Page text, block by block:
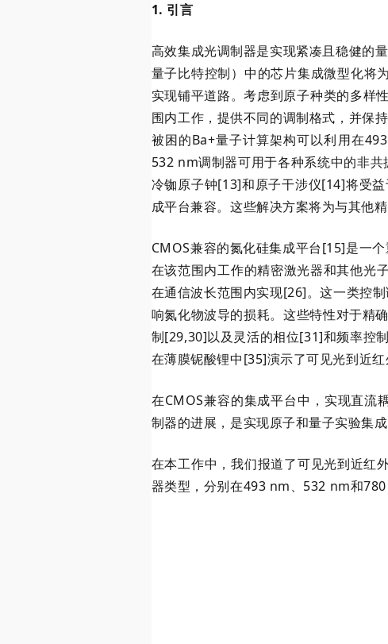
1. 引言
高效集成光调制器是实现紧凑且稳健的
量子比特控制）中的芯片集成微型化将
实现铺平道路。考虑到原子种类的多样
围内工作，提供不同的调制格式，并保
被困的Ba+量子计算架构可以利用在
532 nm调制器可用于各种系统中的非
冷铷原子钟[13]和原子干涉仪[14]将受
成平台兼容。这些解决方案将为与其他
CMOS兼容的氮化硅集成平台[15]是一
在该范围内工作的精密激光器和其他光
在通信波长范围内实现[26]。这一类控
响氮化物波导的损耗。这些特性对于精
制[29,30]以及灵活的相位[31]和频率控
在薄膜铌酸锂中[35]演示了可见光到近红
在CMOS兼容的集成平台中，实现直流
制器的进展，是实现原子和量子实验集成
在本工作中，我们报道了可见光到近红
器类型，分别在493 nm、532 nm和780